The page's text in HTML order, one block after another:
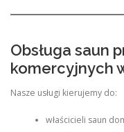
Obsługa saun
komercyjnych
Nasze usługi kierujemy do:
właścicieli saun